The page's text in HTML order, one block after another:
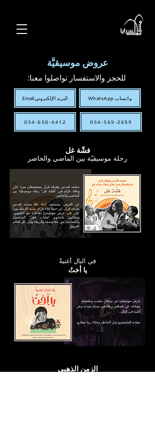
عروض موسيقيَّة
للحجز والاستفسار تواصلوا معنا:
البريد الإلكتروني Email WhatsApp واتساب
054-650-4412 054-569-2699
فشّة غل
رحلة موسيقيّة بين الماضي والحاضر
محمد قندس وفرقة قرار يستضيفان ميرا عازر
وعلاء عزّام في "فشّة غل" رحلة موسيقيّة بين
الماضي والحاضر.
عن العرض: يستضيف أبناء يافا محمد قندس
وفرقة قرار، ابن حيفا علاء عزّام، وابنة الرّملة ميرا
عازر، في عرض موسيقيّ تفاعليّ مع الجّمهور،
ويحاكون بألحانهم "فشّات الغلّ" الشخصيّة
والجماعيّة، من يافا وحيفا والرملة وإلى كل العالم
العربيّ.
في البال أغنيةٌ
يا أختُ
عرضٌ موسيقيّ عن برتقالٍ سليب، وطفولةٍ
ممحيّة، عن عصافير زرقاء في سماءٍ بعيدة، وعن
أغنية في البال…
بقيادة المايسترو نزار الخاطر وغناء: رينا ميعاري
الزمن الذهبي